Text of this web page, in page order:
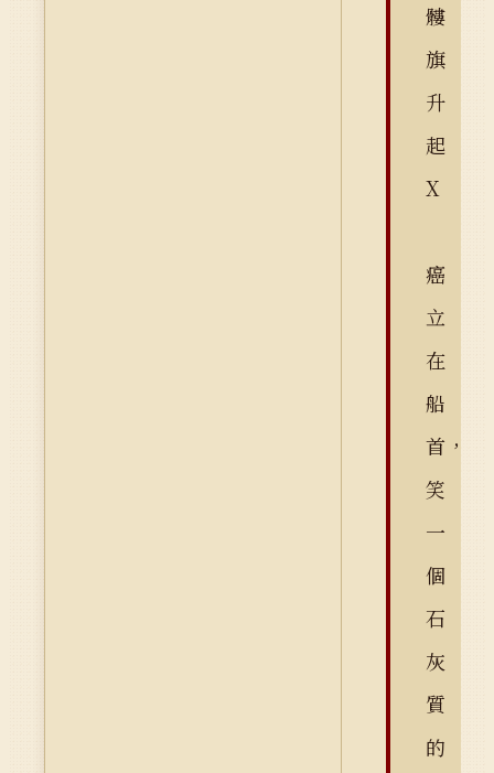
髏
旗
升
起
X
癌
立
在
船
首，
笑
一
個
石
灰
質
的